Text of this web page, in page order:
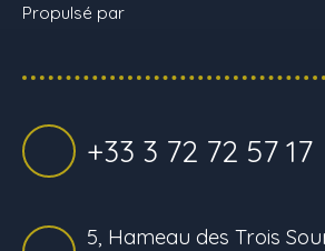
Propulsé par
+33 3 72 72 57 17
5, Hameau des Trois